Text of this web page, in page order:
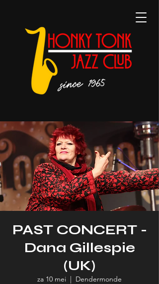
PAST CONCERT -
Dana Gillespie
(UK)
za 10 mei
  |
Dendermonde